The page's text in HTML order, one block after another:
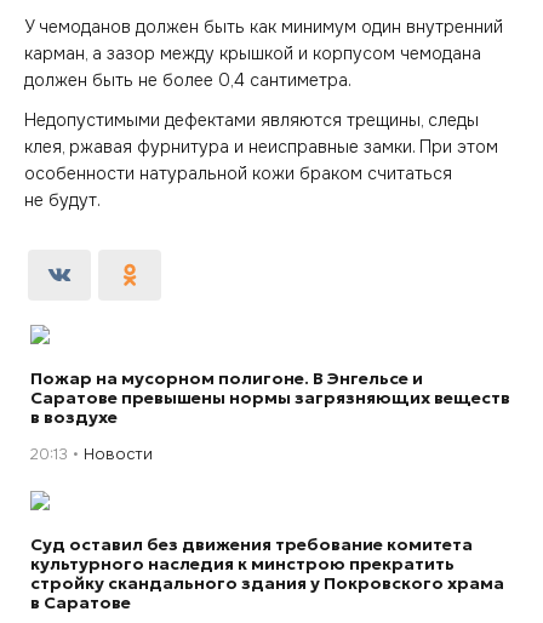
У чемоданов должен быть как минимум один внутренний
карман, а зазор между крышкой и корпусом чемодана
должен быть не более 0,4 сантиметра.
Недопустимыми дефектами являются трещины, следы
клея, ржавая фурнитура и неисправные замки. При этом
особенности натуральной кожи браком считаться
не будут.
Пожар на мусорном полигоне. В Энгельсе и
Саратове превышены нормы загрязняющих веществ
в воздухе
20:13 Новости
Суд оставил без движения требование комитета
культурного наследия к минстрою прекратить
стройку скандального здания у Покровского храма
в Саратове